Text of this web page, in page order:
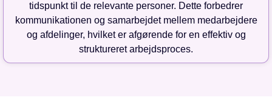
tidspunkt til de relevante personer. Dette forbedrer
kommunikationen og samarbejdet mellem medarbejdere
og afdelinger, hvilket er afgørende for en effektiv og
struktureret arbejdsproces.